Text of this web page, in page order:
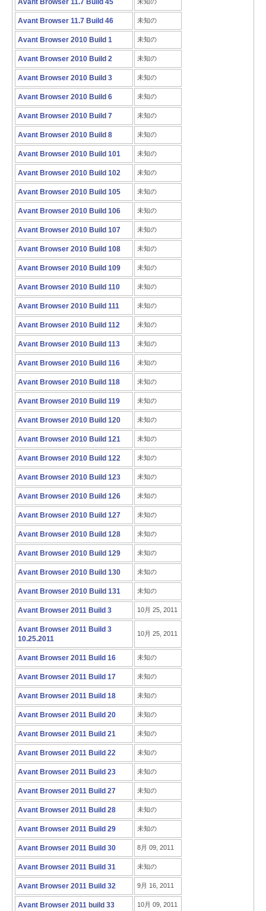
Avant Browser 11.7 Build 45
Avant Browser 11.7 Build 46 未知の
Avant Browser 2010 Build 1 未知の
Avant Browser 2010 Build 2 未知の
Avant Browser 2010 Build 3 未知の
Avant Browser 2010 Build 6 未知の
Avant Browser 2010 Build 7 未知の
Avant Browser 2010 Build 8 未知の
Avant Browser 2010 Build 101 未知の
Avant Browser 2010 Build 102 未知の
Avant Browser 2010 Build 105 未知の
Avant Browser 2010 Build 106 未知の
Avant Browser 2010 Build 107 未知の
Avant Browser 2010 Build 108 未知の
Avant Browser 2010 Build 109 未知の
Avant Browser 2010 Build 110 未知の
Avant Browser 2010 Build 111 未知の
Avant Browser 2010 Build 112 未知の
Avant Browser 2010 Build 113 未知の
Avant Browser 2010 Build 116 未知の
Avant Browser 2010 Build 118 未知の
Avant Browser 2010 Build 119 未知の
Avant Browser 2010 Build 120 未知の
Avant Browser 2010 Build 121 未知の
Avant Browser 2010 Build 122 未知の
Avant Browser 2010 Build 123 未知の
Avant Browser 2010 Build 126 未知の
Avant Browser 2010 Build 127 未知の
Avant Browser 2010 Build 128 未知の
Avant Browser 2010 Build 129 未知の
Avant Browser 2010 Build 130 未知の
Avant Browser 2010 Build 131 未知の
Avant Browser 2011 Build 3 10月 25, 2011
Avant Browser 2011 Build 3
10.25.2011
10月 25, 2011
Avant Browser 2011 Build 16 未知の
Avant Browser 2011 Build 17 未知の
Avant Browser 2011 Build 18 未知の
Avant Browser 2011 Build 20 未知の
Avant Browser 2011 Build 21 未知の
Avant Browser 2011 Build 22 未知の
Avant Browser 2011 Build 23 未知の
Avant Browser 2011 Build 27 未知の
Avant Browser 2011 Build 28 未知の
Avant Browser 2011 Build 29 未知の
Avant Browser 2011 Build 30 8月 09, 2011
Avant Browser 2011 Build 31 未知の
Avant Browser 2011 Build 32 9月 16, 2011
Avant Browser 2011 build 33 10月 09, 2011